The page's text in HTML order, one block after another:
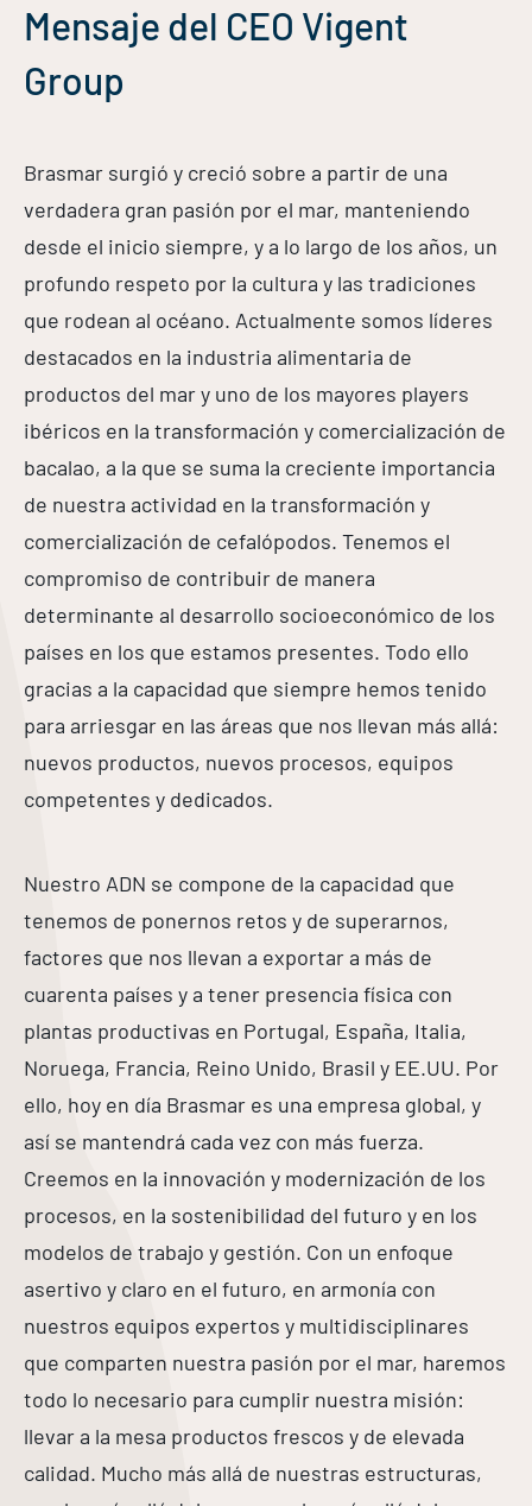
Mensaje del CEO Vigent
Group
Brasmar surgió y creció sobre a partir de una
verdadera gran pasión por el mar, manteniendo
desde el inicio siempre, y a lo largo de los años, un
profundo respeto por la cultura y las tradiciones
que rodean al océano. Actualmente somos líderes
destacados en la industria alimentaria de
productos del mar y uno de los mayores players
ibéricos en la transformación y comercialización de
bacalao, a la que se suma la creciente importancia
de nuestra actividad en la transformación y
comercialización de cefalópodos. Tenemos el
compromiso de contribuir de manera
determinante al desarrollo socioeconómico de los
países en los que estamos presentes. Todo ello
gracias a la capacidad que siempre hemos tenido
para arriesgar en las áreas que nos llevan más allá:
nuevos productos, nuevos procesos, equipos
competentes y dedicados.
Nuestro ADN se compone de la capacidad que
tenemos de ponernos retos y de superarnos,
factores que nos llevan a exportar a más de
cuarenta países y a tener presencia física con
plantas productivas en Portugal, España, Italia,
Noruega, Francia, Reino Unido, Brasil y EE.UU. Por
ello, hoy en día Brasmar es una empresa global, y
así se mantendrá cada vez con más fuerza.
Creemos en la innovación y modernización de los
procesos, en la sostenibilidad del futuro y en los
modelos de trabajo y gestión. Con un enfoque
asertivo y claro en el futuro, en armonía con
nuestros equipos expertos y multidisciplinares
que comparten nuestra pasión por el mar, haremos
todo lo necesario para cumplir nuestra misión:
llevar a la mesa productos frescos y de elevada
calidad. Mucho más allá de nuestras estructuras,